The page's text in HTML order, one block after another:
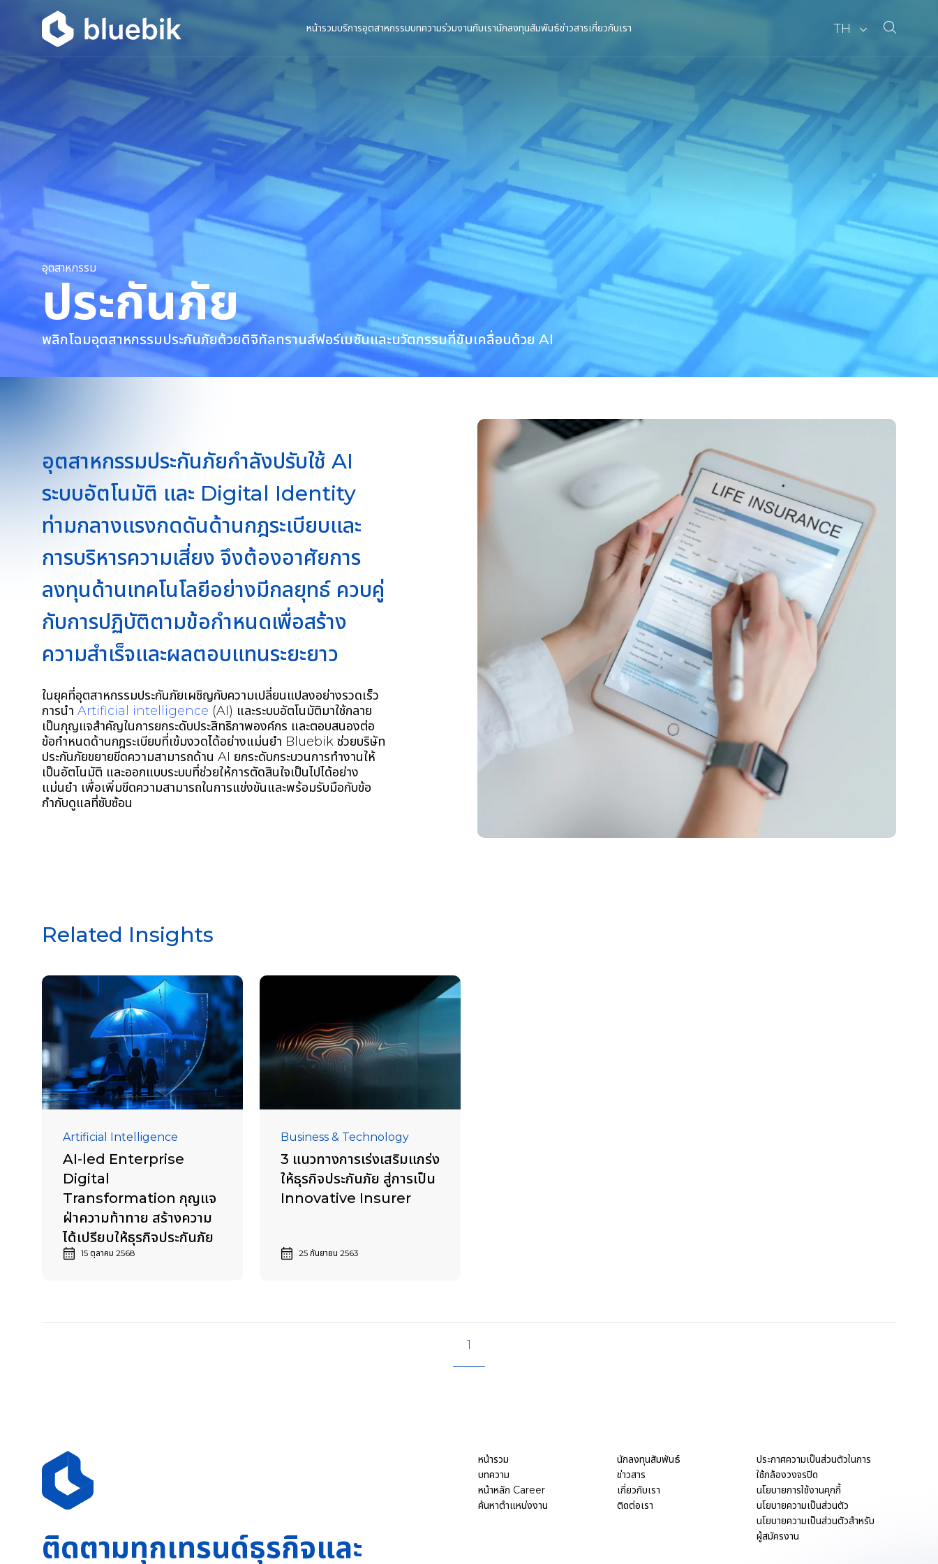
หน้ารวมบริการอุตสาหกรรมบทความร่วมงานกับเรานักลงทุนสัมพันธ์ข่าวสารเกี่ยวกับเรา TH
อุตสาหกรรม
ประกันภัย
พลิกโฉมอุตสาหกรรมประกันภัยด้วยดิจิทัลทรานส์ฟอร์เมชันและนวัตกรรมที่ขับเคลื่อนด้วย AI
อุตสาหกรรมประกันภัยกำลังปรับใช้ AI
ระบบอัตโนมัติ และ Digital Identity
ท่ามกลางแรงกดดันด้านกฎระเบียบและ
การบริหารความเสี่ยง จึงต้องอาศัยการ
ลงทุนด้านเทคโนโลยีอย่างมีกลยุทธ์ ควบคู่
กับการปฏิบัติตามข้อกำหนดเพื่อสร้าง
ความสำเร็จและผลตอบแทนระยะยาว
ในยุคที่อุตสาหกรรมประกันภัยเผชิญกับความเปลี่ยนแปลงอย่างรวดเร็ว
การนำ Artificial intelligence (AI) และระบบอัตโนมัติมาใช้กลาย
เป็นกุญแจสำคัญในการยกระดับประสิทธิภาพองค์กร และตอบสนองต่อ
ข้อกำหนดด้านกฎระเบียบที่เข้มงวดได้อย่างแม่นยำ Bluebik ช่วยบริษัท
ประกันภัยขยายขีดความสามารถด้าน AI ยกระดับกระบวนการทำงานให้
เป็นอัตโนมัติ และออกแบบระบบที่ช่วยให้การตัดสินใจเป็นไปได้อย่าง
แม่นยำ เพื่อเพิ่มขีดความสามารถในการแข่งขันและพร้อมรับมือกับข้อ
กำกับดูแลที่ซับซ้อน
Related Insights
Artificial Intelligence
AI-led Enterprise
Digital
Transformation กุญแจ
ฝ่าความท้าทาย สร้างความ
ได้เปรียบให้ธุรกิจประกันภัย
15 ตุลาคม 2568
Business & Technology
3 แนวทางการเร่งเสริมแกร่ง
ให้ธุรกิจประกันภัย สู่การเป็น
Innovative Insurer
25 กันยายน 2563
1
ติดตามทุกเทรนด์ธุรกิจและ
หน้ารวม
บทความ
หน้าหลัก Career
ค้นหาตำแหน่งงาน
นักลงทุนสัมพันธ์
ข่าวสาร
เกี่ยวกับเรา
ติดต่อเรา
ประกาศความเป็นส่วนตัวในการ
ใช้กล้องวงจรปิด
นโยบายการใช้งานคุกกี้
นโยบายความเป็นส่วนตัว
นโยบายความเป็นส่วนตัวสำหรับ
ผู้สมัครงาน